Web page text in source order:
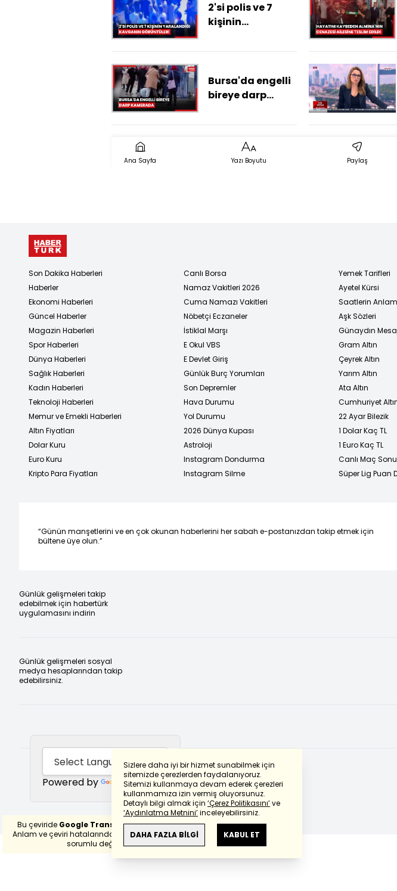
2'si polis ve 7
kişinin
kavganın
ortaya çıktı
Bursa'da engelli
bireye darp
Ana Sayfa Yazı Boyutu Paylaş
Sizlere daha iyi bir hizmet sunabilmek için
sitemizde çerezlerden faydalanıyoruz.
Sitemizi kullanmaya devam ederek çerezleri
kullanmamıza izin vermiş oluyorsunuz.
Detaylı bilgi almak için ‘Çerez Politikasını’ve
‘Aydınlatma Metnini’inceleyebilirsiniz.
DAHA FAZLA BİLGİ KABUL ET
Son Dakika Haberleri
Haberler
Ekonomi Haberleri
Güncel Haberler
Magazin Haberleri
Spor Haberleri
Dünya Haberleri
Sağlık Haberleri
Kadın Haberleri
Teknoloji Haberleri
Memur ve Emekli Haberleri
Altın Fiyatları
Dolar Kuru
Euro Kuru
Kripto Para Fiyatları
Canlı Borsa
Namaz Vakitleri 2026
Cuma Namazı Vakitleri
Nöbetçi Eczaneler
İstiklal Marşı
E Okul VBS
E Devlet Giriş
Günlük Burç Yorumları
Son Depremler
Hava Durumu
Yol Durumu
2026 Dünya Kupası
Astroloji
Instagram Dondurma
Instagram Silme
Yemek Tarifleri
Ayetel Kürsi
Saatlerin
Aşk Sözleri
Günaydın
Gram Altın
Çeyrek Altın
Yarım Altın
Ata Altın
Cumhuriyet
22 Ayar Bilezik
1 Dolar Kaç TL
1 Euro Kaç TL
Canlı Maç
Süper Lig Puan
“Günün manşetlerini ve en çok okunan haberlerini her sabah e-postanızdan takip etmek için
bültene üye olun.”
Günlük gelişmeleri takip
edebilmek için habertürk
uygulamasını indirin
Günlük gelişmeleri sosyal
medya hesaplarından takip
edebilirsiniz.
Powered by Translate
Bu çeviride Google Transletekullanılmıştır.
Anlam ve çeviri hatalarından
haberturk.com
sorumlu değildir.